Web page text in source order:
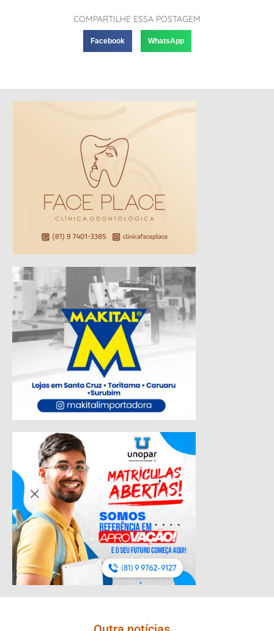
COMPARTILHE ESSA POSTAGEM
Facebook WhatsApp